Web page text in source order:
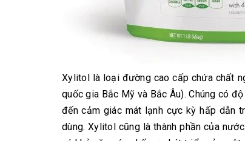
Xylitol là loại đường cao cấp chứa chất
quốc gia Bắc Mỹ và Bắc Âu). Chúng có
đến cảm giác mát lạnh cực kỳ hấp dẫn
dùng. Xylitol cũng là thành phần của